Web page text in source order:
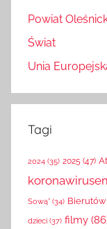
Powiat
Świat
Unia
Tagi
2024 (35) 2025 (47)
Sową” (34) Bierutów
dzieci (37) filmy